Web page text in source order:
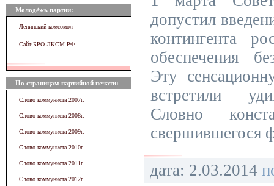
Молодёжь партии:
Ленинский комсомол
Сайт БРО ЛКСМ РФ
По страницам партийной печати:
Слово коммуниста 2007г.
Слово коммуниста 2008г.
Слово коммуниста 2009г.
Слово коммуниста 2010г.
Слово коммуниста 2011г.
Слово коммуниста 2012г.
допустил
контингента
обеспечения
Эту
встретили
Словно
свершившегося
дата: 2.03.2014